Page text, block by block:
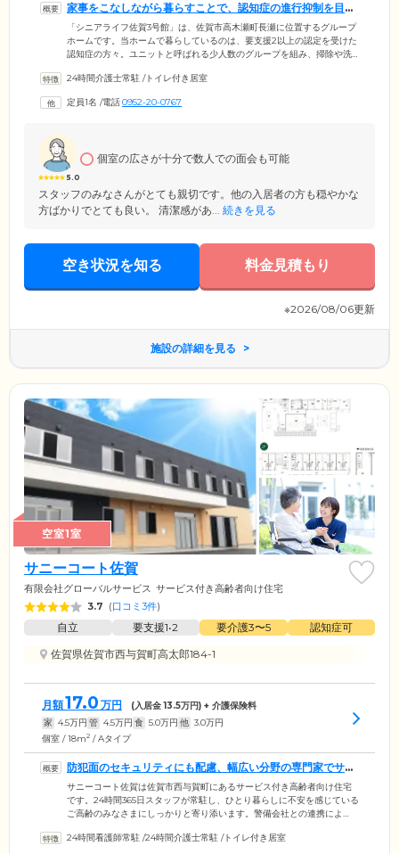
家事をこなしながら暮らすことで、認知症の進行抑制を目指
します
「シニアライフ佐賀3号館」は、佐賀市高木瀬町長瀬に位置するグループ
ホームです。当ホームで暮らしているのは、要支援2以上の認定を受けた
認知症の方々。ユニットと呼ばれる少人数のグループを組み、掃除や洗
身体状況に合わせて、無理のない範囲で役割を分担。おひとりでは難し
でご安心ください。日常生活の中で自分の役割を果たすことで責任感や
24時間介護士常駐 /トイレ付き居室
定員1名 /電話0952-20-0767
5.0
個室の広さが十分で数人での面会も可能
スタッフのみなさんがとても親切です。他の入居者の方も穏やかな
方ばかりでとても良い。 清潔感があ... 続きを見る
空き状況を知る 料金見積もり
※2026/08/06更新
施設の詳細を見る
空室1室
サニーコート佐賀
有限会社グローバルサービス サービス付き高齢者向け住宅
3.7 (口コミ3件)
自立 要支援1•2 要介護3〜5
認知症可
佐賀県佐賀市西与賀町高太郎184-1
月額17.0 万円 (入居金13.5万円) + 介護保険料
家 4.5万円 管 4.5万円 食 5.0万円 他 3.0万円
個室 / 18m2 / Aタイプ
防犯面のセキュリティにも配慮、幅広い分野の専門家でサポ
ートも万全です
サニーコート佐賀は佐賀市西与賀町にあるサービス付き高齢者向け住宅
です。24時間365日スタッフが常駐し、ひとり暮らしに不安を感じている
ご高齢のみなさまにしっかりと寄り添います。警備会社との連携によ
イナンシャルプランナー、社会福祉士、行政書士との連携をおこない、
24時間看護師常駐 /24時間介護士常駐 /トイレ付き居室